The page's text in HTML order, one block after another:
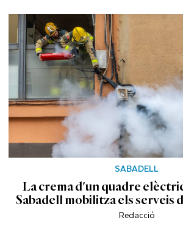
SABADELL
La crema d'un quadre
Sabadell mobilitza els serveis
Redacció